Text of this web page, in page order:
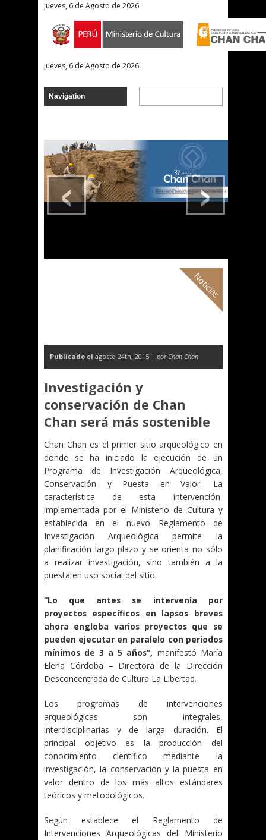
Jueves, 6 de Agosto de 2026
Jueves, 6 de Agosto de 2026
›
‹
Noticias
Publicado el agosto 24th, 2015 | por Chan Chan
Investigación y
conservación de Chan
Chan será más sostenible
Chan Chan es el primer sitio arqueológico en
donde se ha iniciado la ejecución de un
Programa de Investigación Arqueológica,
Conservación y Puesta en Valor. La
característica de esta intervención
implementada por el Ministerio de Cultura y
establecida en el nuevo Reglamento de
Investigación Arqueológica permite la
planificación largo plazo y se orienta no sólo
a realizar investigación, sino también a la
puesta en uso social del sitio.
“Lo que antes se intervenía por
proyectos específicos en lapsos breves
ahora engloba varios proyectos que se
pueden ejecutar en paralelo con periodos
mínimos de 3 a 5 años”, manifestó María
Elena Córdoba – Directora de la Dirección
Desconcentrada de Cultura La Libertad.
Los programas de intervenciones
arqueológicas son integrales,
interdisciplinarias y de larga duración. El
principal objetivo es la producción del
conocimiento científico mediante la
investigación, la conservación y la puesta en
valor dentro de los más altos estándares
teóricos y metodológicos.
Según establece el Reglamento de
Intervenciones Arqueológicas del Ministerio